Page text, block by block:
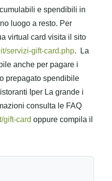
e spendibili in
luogo a resto. Per
virtual card visita il sito
servizi-gift-card.php.
La
anche per pagare i
prepagato spendibile
Iper La grande i
consulta le FAQ
gift-card oppure compila il